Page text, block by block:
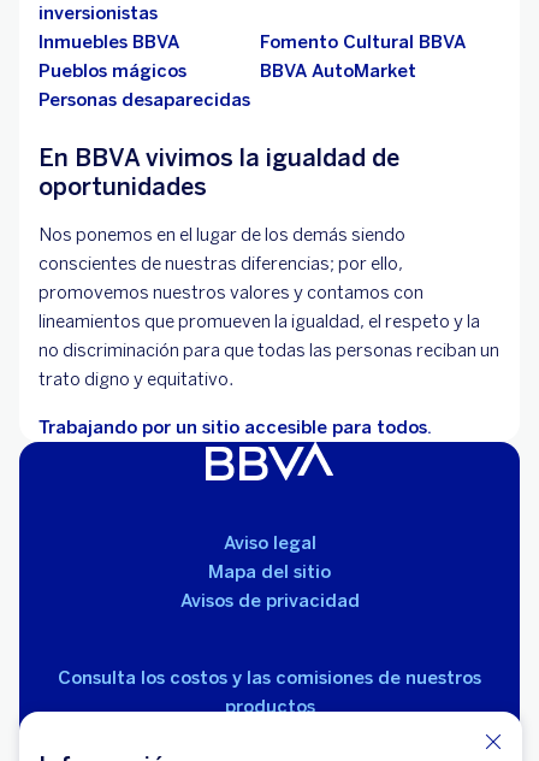
inversionistas
Inmuebles BBVA
Fomento Cultural BBVA
Pueblos mágicos
BBVA AutoMarket
Personas desaparecidas
En BBVA vivimos la igualdad de
oportunidades
Nos ponemos en el lugar de los demás siendo
conscientes de nuestras diferencias; por ello,
promovemos nuestros valores y contamos con
lineamientos que promueven la igualdad, el respeto y la
no discriminación para que todas las personas reciban un
trato digno y equitativo.
Trabajando por un sitio accesible para todos.
Aviso legal
Mapa del sitio
Avisos de privacidad
Consulta los costos y las comisiones de nuestros
productos